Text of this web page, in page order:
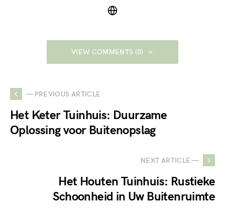
VIEW COMMENTS (0)
— PREVIOUS ARTICLE
Het Keter Tuinhuis: Duurzame
Oplossing voor Buitenopslag
NEXT ARTICLE —
Het Houten Tuinhuis: Rustieke
Schoonheid in Uw Buitenruimte